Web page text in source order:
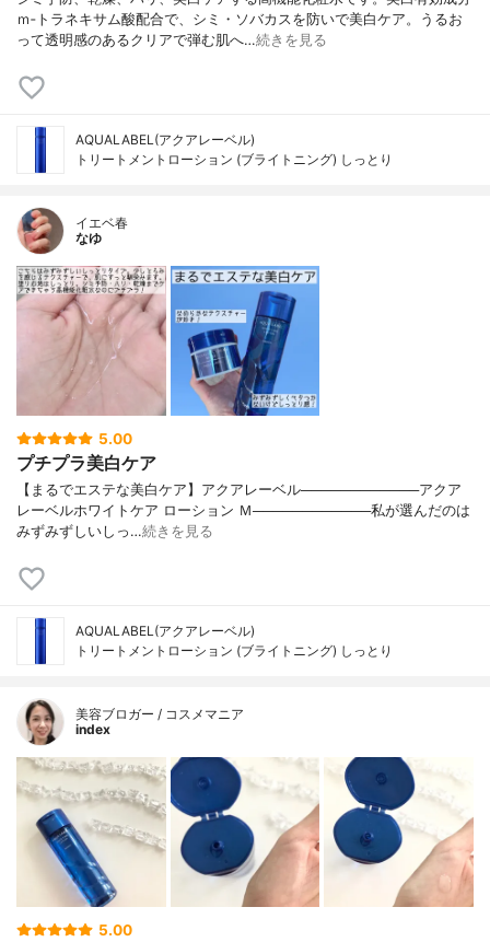
ｍ‐トラネキサム酸配合で、シミ・ソバカスを防いで美白ケア。うるお
って透明感のあるクリアで弾む肌へ…続きを見る
AQUALABEL(アクアレーベル)
トリートメントローション (ブライトニング) しっとり
イエベ春
なゆ
5.00
プチプラ美白ケア
【まるでエステな美白ケア】アクアレーベル────────────アクア
レーベルホワイトケア ローション Ｍ────────────私が選んだのは
みずみずしいしっ…続きを見る
AQUALABEL(アクアレーベル)
トリートメントローション (ブライトニング) しっとり
美容ブロガー / コスメマニア
index
5.00